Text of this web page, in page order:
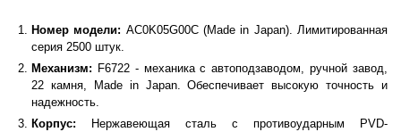
Номер модели: AC0K05G00C (Made in Japan). Лимитированная
серия 2500 штук.
Механизм: F6722 - механика с автоподзаводом, ручной завод,
22 камня, Made in Japan. Обеспечивает высокую точность и
надежность.
Корпус: Нержавеющая сталь с противоударным PVD-